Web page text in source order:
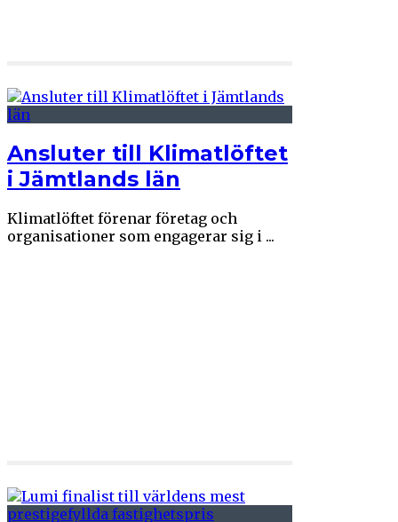
Ansluter till Klimatlöftet
i Jämtlands län
Klimatlöftet förenar företag och
organisationer som engagerar sig i ...